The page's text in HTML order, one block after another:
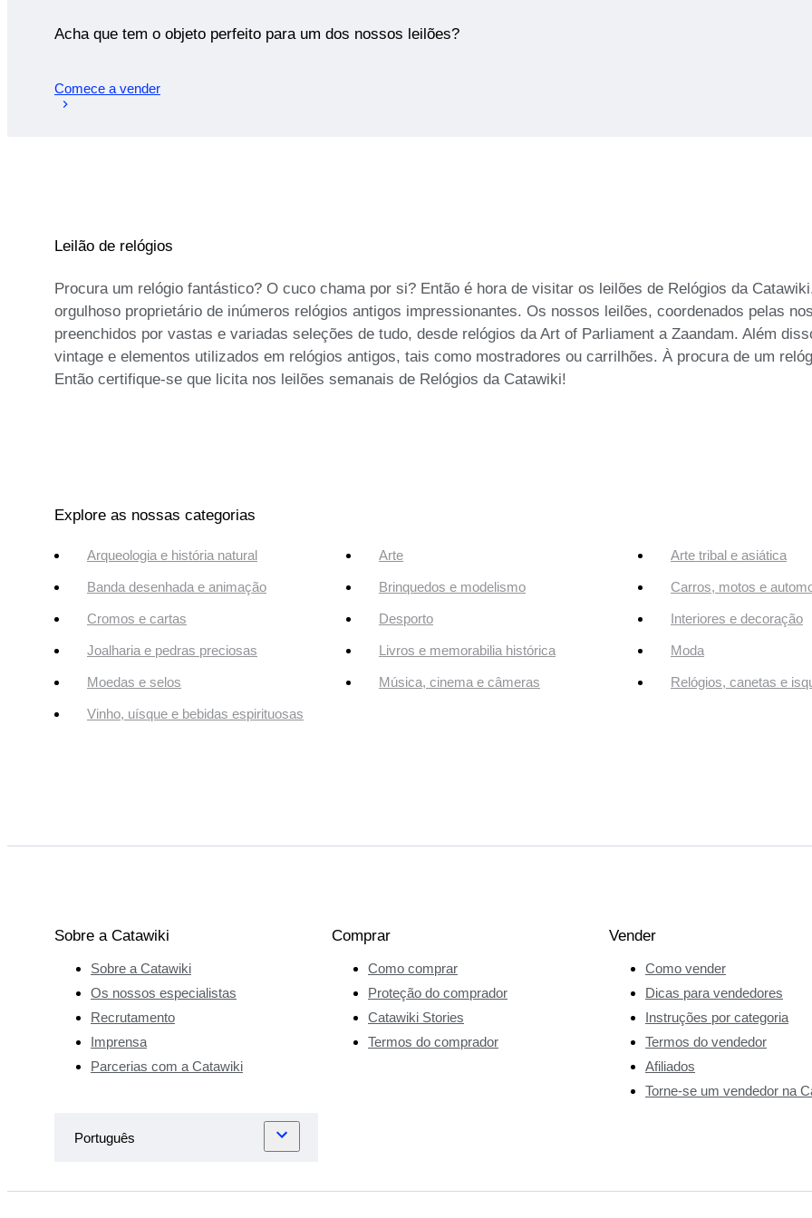
Acha que tem o objeto perfeito para um dos nossos leilões?
Comece a vender
Leilão de relógios
Procura um relógio fantástico? O cuco chama por si? Então é hora de visitar os leilões de Relógios da
orgulhoso proprietário de inúmeros relógios antigos impressionantes. Os nossos leilões, coordenados pelas
preenchidos por vastas e variadas seleções de tudo, desde relógios da Art of Parliament a Zaandam. Além
vintage e elementos utilizados em relógios antigos, tais como mostradores ou carrilhões. À procura de um
Então certifique-se que licita nos leilões semanais de Relógios da Catawiki!
Explore as nossas categorias
Arqueologia e história natural Arte Arte tribal e asiática
Banda desenhada e animação Brinquedos e modelismo Carros, motos e
Cromos e cartas Desporto Interiores e decoração
Joalharia e pedras preciosas Livros e memorabilia histórica Moda
Moedas e selos Música, cinema e câmeras Relógios, canetas e
Vinho, uísque e bebidas espirituosas
Sobre a Catawiki
Sobre a Catawiki
Os nossos especialistas
Recrutamento
Imprensa
Parcerias com a Catawiki
Comprar
Como comprar
Proteção do comprador
Catawiki Stories
Termos do comprador
Vender
Como vender
Dicas para vendedores
Instruções por categoria
Termos do vendedor
Afiliados
Torne-se um vendedor na